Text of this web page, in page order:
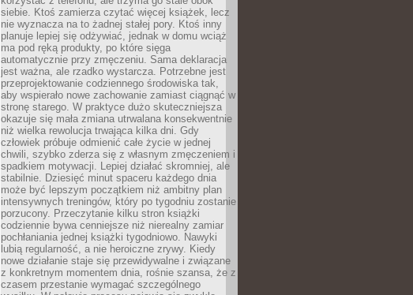
siebie. Ktoś zamierza czytać więcej książek, lecz
nie wyznacza na to żadnej stałej pory. Ktoś inny
planuje lepiej się odżywiać, jednak w domu wciąż
ma pod ręką produkty, po które sięga
automatycznie przy zmęczeniu. Sama deklaracja
jest ważna, ale rzadko wystarcza. Potrzebne jest
przeprojektowanie codziennego środowiska tak,
aby wspierało nowe zachowanie zamiast ciągnąć w
stronę starego. W praktyce dużo skuteczniejsza
okazuje się mała zmiana utrwalana konsekwentnie
niż wielka rewolucja trwająca kilka dni. Gdy
człowiek próbuje odmienić całe życie w jednej
chwili, szybko zderza się z własnym zmęczeniem i
spadkiem motywacji. Lepiej działać skromniej, ale
stabilnie. Dziesięć minut spaceru każdego dnia
może być lepszym początkiem niż ambitny plan
intensywnych treningów, który po tygodniu zostanie
porzucony. Przeczytanie kilku stron książki
codziennie bywa cenniejsze niż nierealny zamiar
pochłaniania jednej książki tygodniowo. Nawyki
lubią regularność, a nie heroiczne zrywy. Kiedy
nowe działanie staje się przewidywalne i związane
z konkretnym momentem dnia, rośnie szansa, że z
czasem przestanie wymagać szczególnego